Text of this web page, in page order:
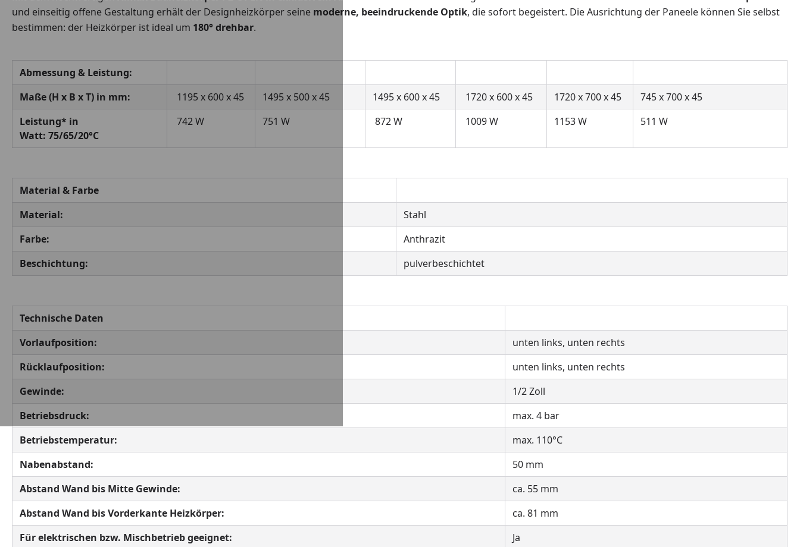
und einseitig offene Gestaltung erhält der Designheizkörper seine moderne, beeindruckende Optik, die sofort begeistert. Die Ausrichtung der Paneele können Sie selbst
bestimmen: der Heizkörper ist ideal um 180° drehbar.
Abmessung & Leistung:
Maße (H x B x T) in mm:
1195 x 600 x 45 1495 x 500 x 45 1495 x 600 x 45 1720 x 600 x 45 1720 x 700 x 45
745 x 700 x 45
Leistung* in
Watt: 75/65/20°C
742 W 751 W 872 W 1009 W 1153 W 511 W
Material & Farbe
Material:
Stahl
Farbe:
Anthrazit
Beschichtung:
pulverbeschichtet
Technische Daten
Vorlaufposition:
unten links, unten rechts
Rücklaufposition:
unten links, unten rechts
Gewinde:
1/2 Zoll
Betriebsdruck:
max. 4 bar
Betriebstemperatur:
max. 110°C
Nabenabstand:
50 mm
Abstand Wand bis Mitte Gewinde:
ca. 55 mm
Abstand Wand bis Vorderkante Heizkörper:
ca. 81 mm
Für elektrischen bzw. Mischbetrieb geeignet:
Ja